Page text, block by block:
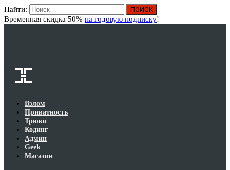
Найти:
Временная скидка 50% на годовую подписку!
Взлом
Приватность
Трюки
Кодинг
Админ
Geek
Магазин